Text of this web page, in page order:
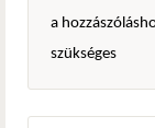
a
szükséges